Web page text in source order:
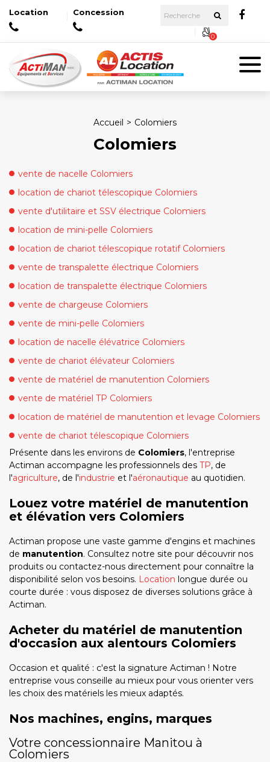
Location Concession
0
Accueil Colomiers
Colomiers
vente de nacelle Colomiers
location de chariot télescopique Colomiers
vente d'utilitaire et SSV électrique Colomiers
location de mini-pelle Colomiers
location de chariot télescopique rotatif Colomiers
vente de transpalette électrique Colomiers
location de transpalette électrique Colomiers
vente de chargeuse Colomiers
vente de mini-pelle Colomiers
location de nacelle élévatrice Colomiers
vente de chariot élévateur Colomiers
vente de matériel de manutention Colomiers
vente de matériel TP Colomiers
location de matériel de manutention et levage Colomiers
vente de chariot télescopique Colomiers
Présente dans les environs de Colomiers, l'entreprise
Actiman accompagne les professionnels des TP, de
l'agriculture, de l'industrie et l'aéronautique au quotidien.
Louez votre matériel de manutention
et élévation vers Colomiers
Actiman propose une vaste gamme d'engins et machines
de manutention. Consultez notre site pour découvrir nos
produits ou contactez-nous directement pour connaître la
disponibilité selon vos besoins. Location longue durée ou
courte durée : vous disposez de diverses solutions grâce à
Actiman.
Acheter du matériel de manutention
d'occasion aux alentours Colomiers
Occasion et qualité : c'est la signature Actiman ! Notre
entreprise vous conseille au mieux pour vous orienter vers
les choix des matériels les mieux adaptés.
Nos machines, engins, marques
Votre concessionnaire Manitou à
Colomiers